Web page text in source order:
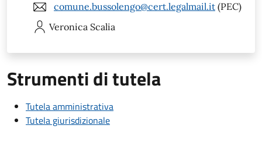
comune.bussolengo@cert.legalmail.it (PEC)
Veronica Scalia
Strumenti di tutela
Tutela amministrativa
Tutela giurisdizionale